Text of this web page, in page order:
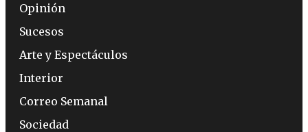
Opinión
Sucesos
Arte y Espectáculos
Interior
Correo Semanal
Sociedad